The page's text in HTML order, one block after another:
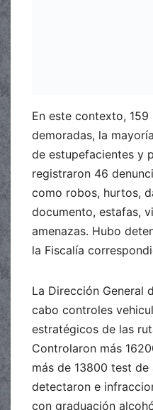
En este contexto,
demoradas, la
de estupefacientes y
registraron 46
como robos, hurtos,
documento, estafas,
amenazas. Hubo
la Fiscalía
La Dirección General
cabo controles
estratégicos de las
Controlaron más
más de 13800 test
detectaron e
con graduación